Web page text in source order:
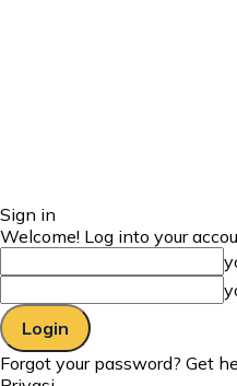
Sign in
Welcome! Log into your
Forgot your password? Get